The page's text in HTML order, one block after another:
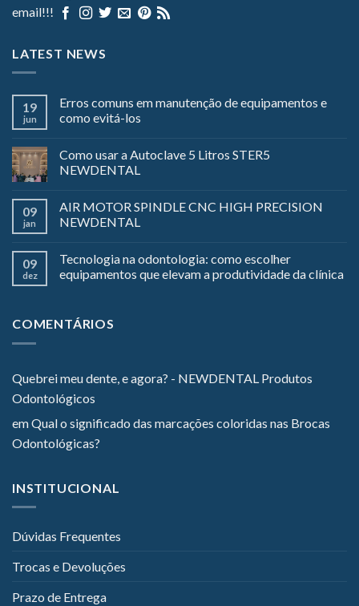
email!!!
LATEST NEWS
19
jun
Erros comuns em manutenção de equipamentos e
como evitá-los
Como usar a Autoclave 5 Litros STER5
NEWDENTAL
09
jan
AIR MOTOR SPINDLE CNC HIGH PRECISION
NEWDENTAL
09
dez
Tecnologia na odontologia: como escolher
equipamentos que elevam a produtividade da clínica
COMENTÁRIOS
Quebrei meu dente, e agora? - NEWDENTAL Produtos
Odontológicos
emQual o significado das marcações coloridas nas Brocas
Odontológicas?
INSTITUCIONAL
Dúvidas Frequentes
Trocas e Devoluções
Prazo de Entrega